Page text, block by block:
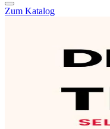
Zum Katalog